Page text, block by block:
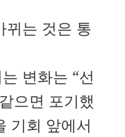
뀌는 것은 통
변화는 “선
으면 포기했
기회 앞에서